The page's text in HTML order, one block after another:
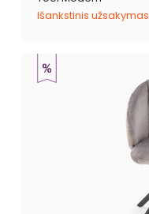
Išankstinis užsakymas